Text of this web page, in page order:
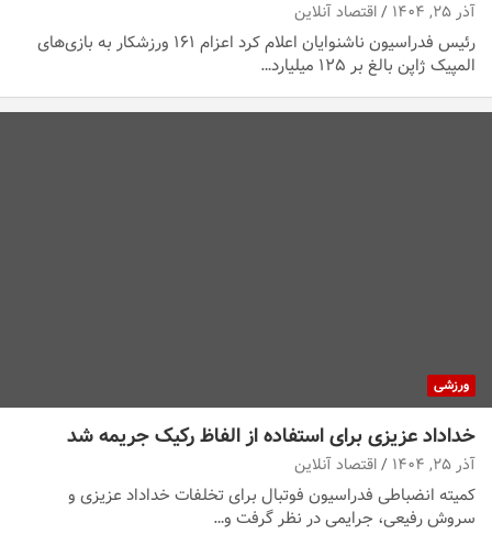
آذر ۲۵, ۱۴۰۴ اقتصاد آنلاین
رئیس فدراسیون ناشنوایان اعلام کرد اعزام ۱۶۱ ورزشکار به بازی‌های
المپیک ژاپن بالغ بر ۱۲۵ میلیارد…
ورزشی
خداداد عزیزی برای استفاده از الفاظ رکیک جریمه شد
آذر ۲۵, ۱۴۰۴ اقتصاد آنلاین
کمیته انضباطی فدراسیون فوتبال برای تخلفات خداداد عزیزی و
سروش رفیعی، جرایمی در نظر گرفت و…